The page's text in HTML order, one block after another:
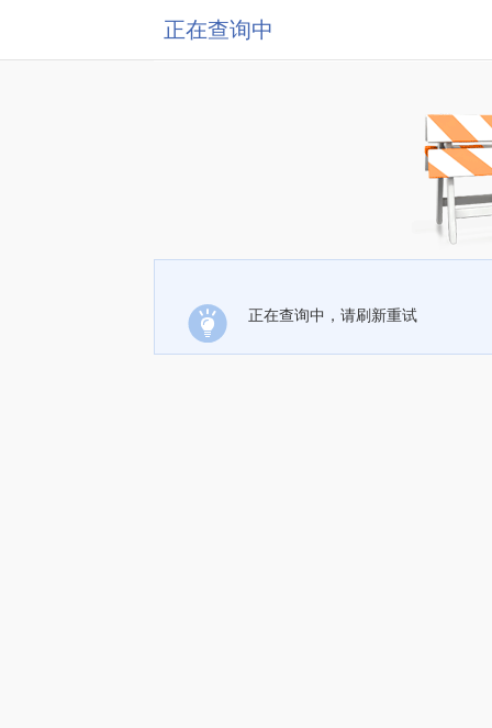
正在查询中
正在查询中，请刷新重试